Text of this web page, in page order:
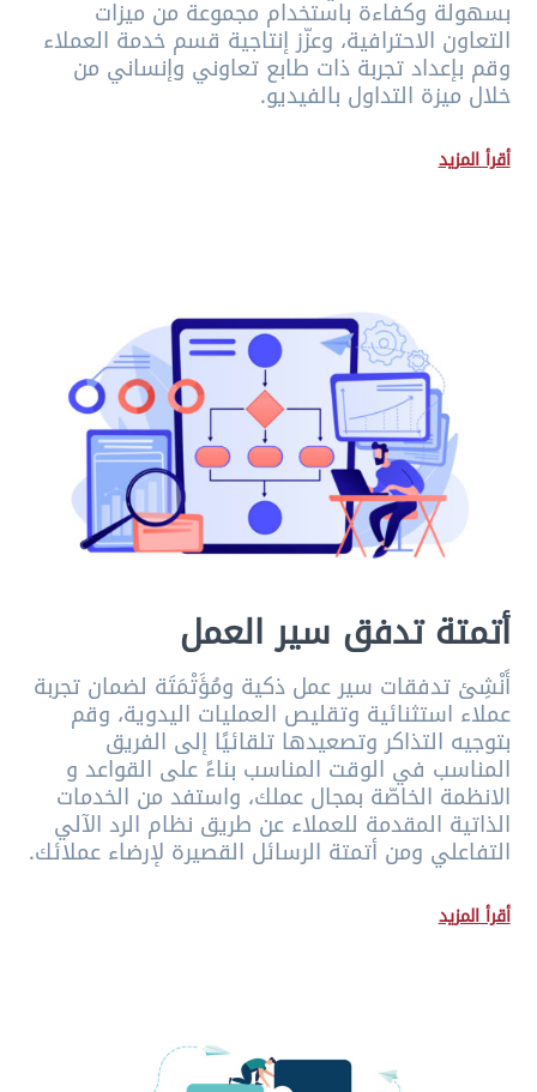
بسهولة وكفاءة باستخدام مجموعة من ميزات
التعاون الاحترافية، وعزّز إنتاجية قسم خدمة العملاء
وقم بإعداد تجربة ذات طابع تعاوني وإنساني من
خلال ميزة التداول بالفيديو.
أقرأ المزيد
أتمتة تدفق سير العمل
أَنْشِئ تدفقات سير عمل ذكية ومُؤَتْمَتَة لضمان تجربة
عملاء استثنائية وتقليص العمليات اليدوية، وقم
بتوجيه التذاكر وتصعيدها تلقائيًا إلى الفريق
المناسب في الوقت المناسب بناءً على القواعد و
الانظمة الخاصّة بمجال عملك، واستفد من الخدمات
الذاتية المقدمة للعملاء عن طريق نظام الرد الآلي
التفاعلي ومن أتمتة الرسائل القصيرة لإرضاء عملائك.
أقرأ المزيد